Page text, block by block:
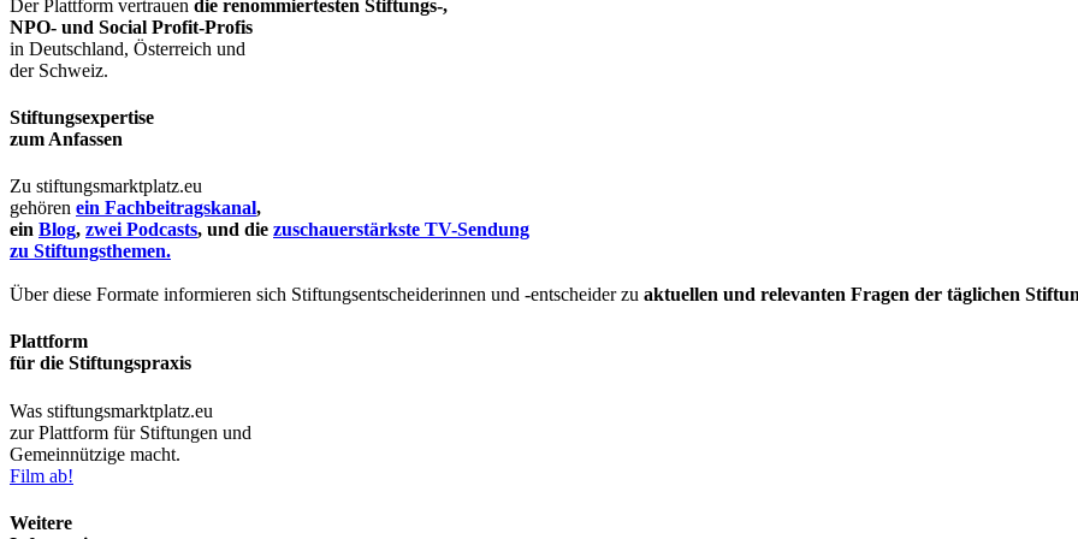
Der Plattform vertrauen die renommiertesten Stiftungs-,
NPO- und Social Profit-Profis
in Deutschland, Österreich und
der Schweiz.
Stiftungsexpertise
zum Anfassen
Zu stiftungsmarktplatz.eu
gehören ein Fachbeitragskanal,
ein Blog, zwei Podcasts, und die zuschauerstärkste TV-Sendung
zu Stiftungsthemen.
Über diese Formate informieren sich Stiftungsentscheiderinnen und -entscheider zu aktuellen und relevanten Fragen der täglichen
Plattform
für die Stiftungspraxis
Was stiftungsmarktplatz.eu
zur Plattform für Stiftungen und
Gemeinnützige macht.
Film ab!
Weitere